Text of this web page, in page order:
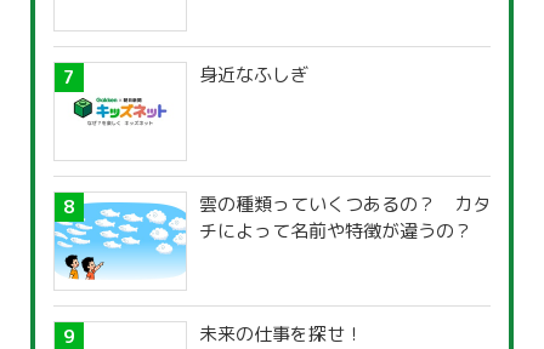
身近なふしぎ
雲の種類っていくつあるの？ カタ
チによって名前や特徴が違うの？
未来の仕事を探せ！